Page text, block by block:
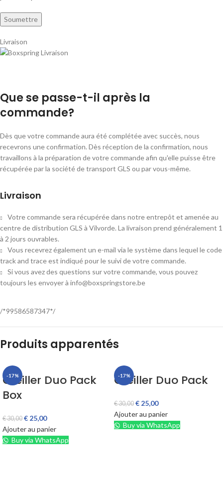
Livraison
Que se passe-t-il après la
commande?
Dès que votre commande aura été complétée avec succès, nous
recevrons une confirmation. Dès réception de la confirmation, nous
travaillons à la préparation de votre commande afin qu'elle puisse être
récupérée par la société de transport GLS ou par vous-même.
Livraison
Votre commande sera récupérée dans notre entrepôt et amenée au
centre de distribution GLS à Vilvorde. La livraison prend généralement 1
à 2 jours ouvrables.
Vous recevrez également un e-mail via le système dans lequel le code
track and trace est indiqué pour le suivi de votre commande.
Si vous avez des questions sur votre commande, vous pouvez
toujours les envoyer à info@boxspringstore.be
/*99586587347*/
Produits apparentés
-17%
Oreiller Duo Pack
Box
€30,00 € 25,00
Ajouter au panier
Buy via WhatsApp
-17%
Oreiller Duo Pack
€30,00 € 25,00
Ajouter au panier
Buy via WhatsApp